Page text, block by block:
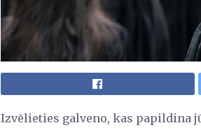
Izvēlieties galveno, kas papildina